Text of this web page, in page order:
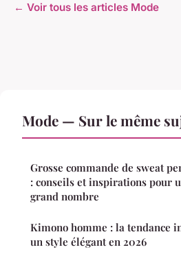
← Voir tous les articles Mode
Mode — Sur le même
Grosse commande de sweat
: conseils et inspirations pour
grand nombre
Kimono homme : la tendance
un style élégant en 2026